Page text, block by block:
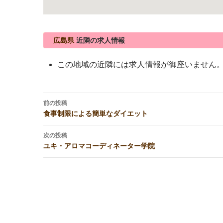
広島県近隣の求人情報
この地域の近隣には求人情報が御座いません
投
稿
ナ
ビ
ゲ
ー
前の投稿
食事制限による簡単なダイエット
次の投稿
ユキ・アロマコーディネーター学院